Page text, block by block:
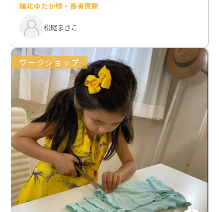
福北ゆたか線・長者原駅
松尾まさこ
ワークショップ